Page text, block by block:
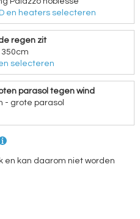
en heaters selecteren
regen zit
selecteren
parasol tegen wind
- grote parasol
en kan daarom niet worden